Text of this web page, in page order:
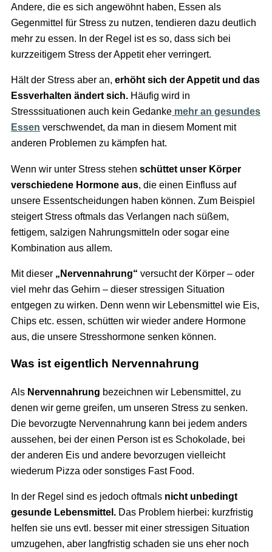
Andere, die es sich angewöhnt haben, Essen als
Gegenmittel für Stress zu nutzen, tendieren dazu deutlich
mehr zu essen. In der Regel ist es so, dass sich bei
kurzzeitigem Stress der Appetit eher verringert.
Hält der Stress aber an, erhöht sich der Appetit und das
Essverhalten ändert sich. Häufig wird in
Stresssituationen auch kein Gedanke mehr an gesundes
Essen verschwendet, da man in diesem Moment mit
anderen Problemen zu kämpfen hat.
Wenn wir unter Stress stehen schüttet unser Körper
verschiedene Hormone aus, die einen Einfluss auf
unsere Essentscheidungen haben können. Zum Beispiel
steigert Stress oftmals das Verlangen nach süßem,
fettigem, salzigen Nahrungsmitteln oder sogar eine
Kombination aus allem.
Mit dieser „Nervennahrung“ versucht der Körper – oder
viel mehr das Gehirn – dieser stressigen Situation
entgegen zu wirken. Denn wenn wir Lebensmittel wie Eis,
Chips etc. essen, schütten wir wieder andere Hormone
aus, die unsere Stresshormone senken können.
Was ist eigentlich Nervennahrung
Als Nervennahrung bezeichnen wir Lebensmittel, zu
denen wir gerne greifen, um unseren Stress zu senken.
Die bevorzugte Nervennahrung kann bei jedem anders
aussehen, bei der einen Person ist es Schokolade, bei
der anderen Eis und andere bevorzugen vielleicht
wiederum Pizza oder sonstiges Fast Food.
In der Regel sind es jedoch oftmals nicht unbedingt
gesunde Lebensmittel. Das Problem hierbei: kurzfristig
helfen sie uns evtl. besser mit einer stressigen Situation
umzugehen, aber langfristig schaden sie uns eher noch